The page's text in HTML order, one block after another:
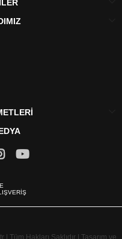
Hakları Saklıdır | Tasarım ve